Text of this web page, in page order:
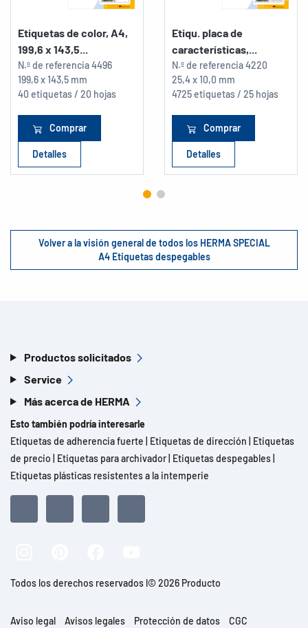
Etiquetas de color, A4,
199,6 x 143,5...
N.º de referencia4496
199,6 x 143,5 mm
40 etiquetas / 20 hojas
Comprar
Detalles
Etiqu. placa de
características,...
N.º de referencia4220
25,4 x 10,0 mm
4725 etiquetas / 25 hojas
Comprar
Detalles
Volver a la visión general de todos los HERMA SPECIAL
A4 Etiquetas despegables
Productos solicitados
Service
Más acerca de HERMA
Esto también podría interesarle
Etiquetas de adherencia fuerte
Etiquetas de dirección
Etiquetas
de precio
Etiquetas para archivador Etiquetas despegables
Etiquetas plásticas resistentes a la intemperie
Todos los derechos reservados l© 2026 Producto
Aviso legal Avisos legales Protección de datos CGC